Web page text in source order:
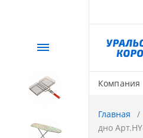
Компания
Каталог
СЕЗОННЫЙ
Главная
дно